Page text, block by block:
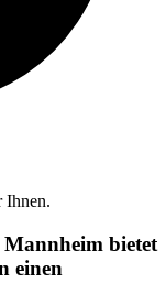
Ihnen.
bietet
einen